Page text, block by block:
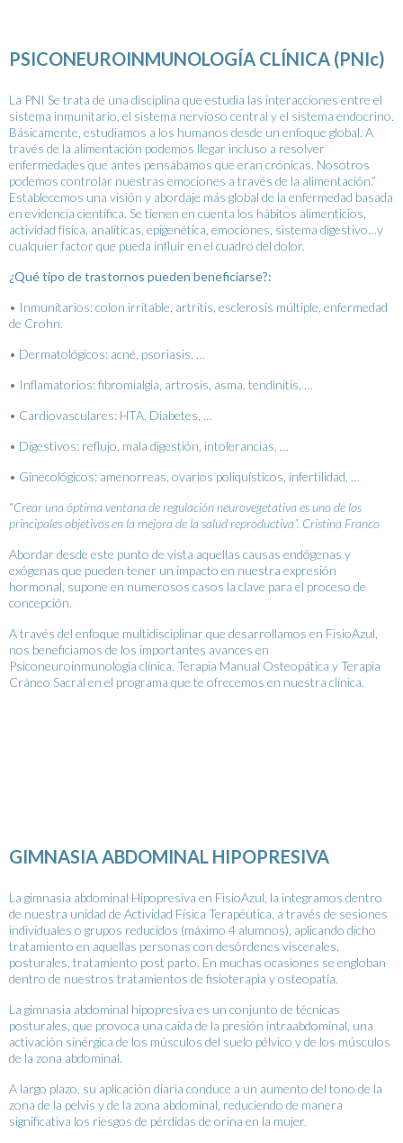
PSICONEUROINMUNOLOGÍA CLÍNICA (PNIc)
La PNI Se trata de una disciplina que estudia las interacciones entre el
sistema inmunitario, el sistema nervioso central y el sistema endocrino.
Básicamente, estudiamos a los humanos desde un enfoque global. A
través de la alimentación podemos llegar incluso a resolver
enfermedades que antes pensábamos que eran crónicas. Nosotros
podemos controlar nuestras emociones a través de la alimentación.”
Establecemos una visión y abordaje más global de la enfermedad basada
en evidencia científica. Se tienen en cuenta los hábitos alimenticios,
actividad física, analíticas, epigenética, emociones, sistema digestivo…y
cualquier factor que pueda influir en el cuadro del dolor.
¿Qué tipo de trastornos pueden beneficiarse?:
• Inmunitarios: colon irritable, artritis, esclerosis múltiple, enfermedad
de Crohn.
• Dermatológicos: acné, psoriasis, …
• Inflamatorios: fibromialgia, artrosis, asma, tendinitis, …
• Cardiovasculares: HTA, Diabetes, …
• Digestivos: reflujo, mala digestión, intolerancias, …
• Ginecológicos: amenorreas, ovarios poliquísticos, infertilidad, …
“Crear una óptima ventana de regulación neurovegetativa es uno de los
principales objetivos en la mejora de la salud reproductiva”. Cristina Franco
Abordar desde este punto de vista aquellas causas endógenas y
exógenas que pueden tener un impacto en nuestra expresión
hormonal, supone en numerosos casos la clave para el proceso de
concepción.
A través del enfoque multidisciplinar que desarrollamos en FisioAzul,
nos beneficiamos de los importantes avances en
Psiconeuroinmunología clínica, Terapia Manual Osteopática y Terapia
Cráneo Sacral en el programa que te ofrecemos en nuestra clínica.
GIMNASIA ABDOMINAL HIPOPRESIVA
La gimnasia abdominal Hipopresiva en FisioAzul, la integramos dentro
de nuestra unidad de Actividad Física Terapéutica, a través de sesiones
individuales o grupos reducidos (máximo 4 alumnos), aplicando dicho
tratamiento en aquellas personas con desórdenes viscerales,
posturales, tratamiento post parto. En muchas ocasiones se engloban
dentro de nuestros tratamientos de fisioterapia y osteopatía.
La gimnasia abdominal hipopresiva es un conjunto de técnicas
posturales, que provoca una caída de la presión intraabdominal, una
activación sinérgica de los músculos del suelo pélvico y de los músculos
de la zona abdominal.
A largo plazo, su aplicación diaria conduce a un aumento del tono de la
zona de la pelvis y de la zona abdominal, reduciendo de manera
significativa los riesgos de pérdidas de orina en la mujer.